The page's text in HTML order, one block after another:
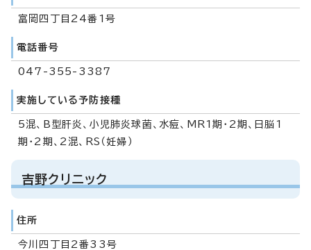
富岡四丁目24番1号
電話番号
047-355-3387
実施している予防接種
5混、B型肝炎、小児肺炎球菌、水痘、MR1期・2期、日脳1
期・2期、2混、RS（妊婦）
吉野クリニック
住所
今川四丁目2番33号